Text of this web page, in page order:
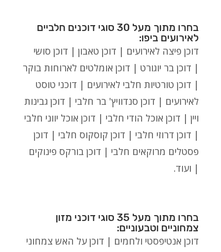
בחרו מתוך מעל 30 סוגי דוכנים חלביים
לאירועים ביפו:
דוכן פיצה לאירועים | דוכן טאבון | דוכן סושי
| דוכן בר יוגורט | דוכן אומלטים לארוחות בוקר
| דוכן טורטיות חלבי לאירועים | דוכני טוסט
לאירועים | דוכן סנדוויץ' בר חלבי | דוכן גבינות
ויין | דוכן אוכל הודי חלבי | דוכן אוכל יווני חלבי
| דוכן דרוזי חלבי | דוכן קוסקוס חלבי | דוכן
פסטלים מרוקאים חלבי | דוכן בורקס פינוקים
| ועוד.
בחרו מתוך מעל 35 סוגי דוכני מזון
צמחוניים וטבעוניים:
דוכן אנטיפסטי ולחמים | דוכן על האש צמחוני